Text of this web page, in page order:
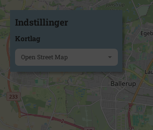
Indstillinger
Kortlag
Open Street Map